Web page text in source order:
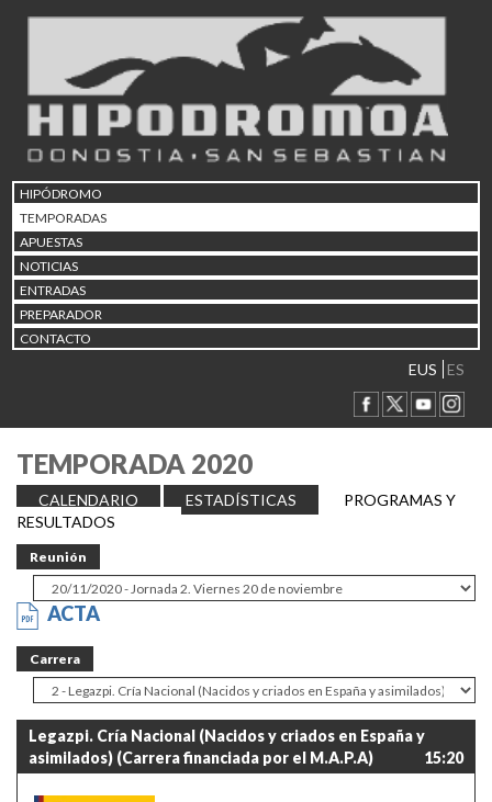
HIPÓDROMO
TEMPORADAS
APUESTAS
NOTICIAS
ENTRADAS
PREPARADOR
CONTACTO
EUS ES
TEMPORADA 2020
CALENDARIO ESTADÍSTICAS
PROGRAMAS Y
RESULTADOS
Reunión
ACTA
Carrera
Legazpi. Cría Nacional (Nacidos y criados en España y
asimilados) (Carrera financiada por el M.A.P.A)
15:20